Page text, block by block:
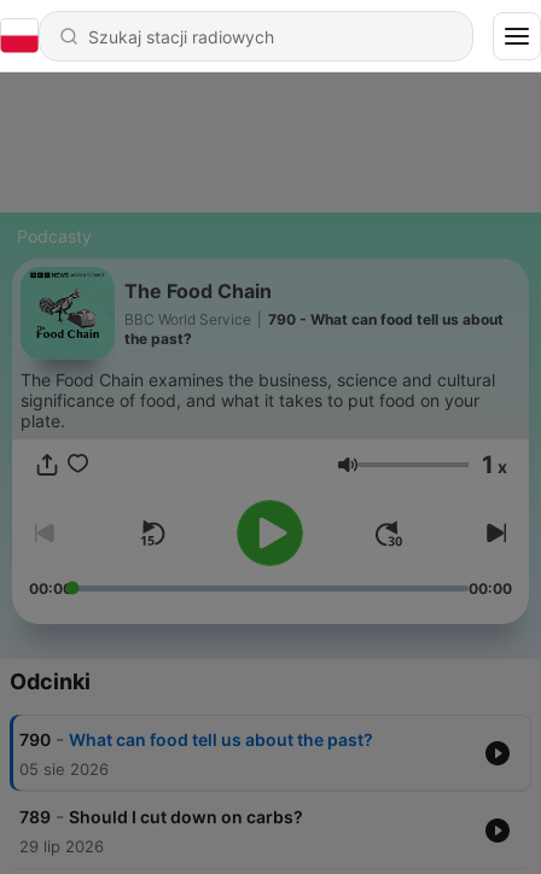
Podcasty
The Food Chain
BBC World Service
790 - What can food tell us about
the past?
The Food Chain examines the business, science and cultural
significance of food, and what it takes to put food on your
plate.
Głośność 1 x
00:00 00:00
Odcinki
790 - What can food tell us about the past?
05 sie 2026
789 - Should I cut down on carbs?
29 lip 2026